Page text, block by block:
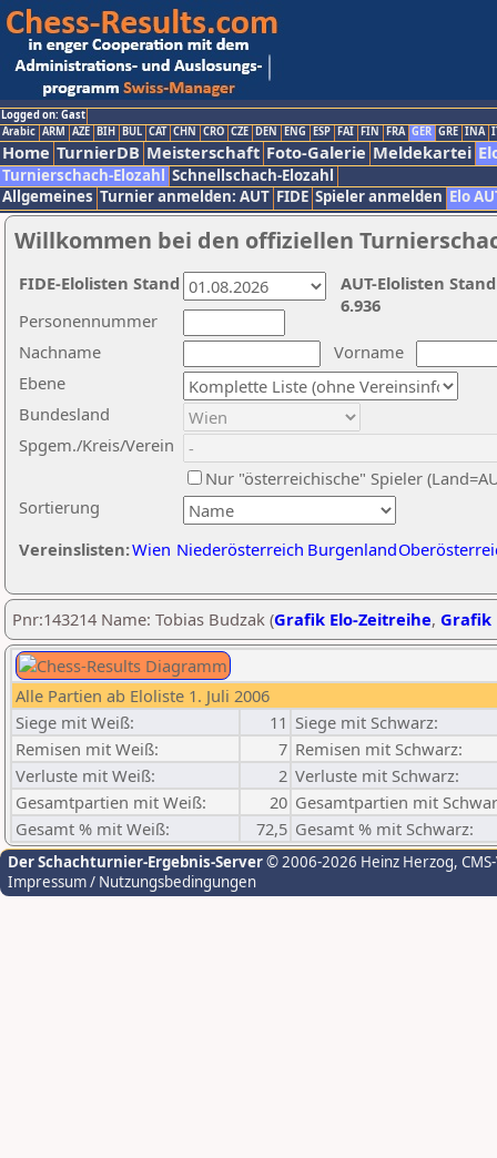
Logged on: Gast
Arabic ARM AZE BIH BUL CAT CHN CRO CZE DEN ENG ESP FAI FIN FRA GER GRE INA
Home TurnierDB Meisterschaft Foto-Galerie Meldekartei
Turnierschach-Elozahl Schnellschach-Elozahl
Allgemeines Turnier anmelden: AUT FIDE Spieler anmelden Elo
Willkommen bei den offiziellen
Nachname
Vorname
Ebene
Sortierung
Personennummer
Bundesland
Spgem./Kreis/Verein
Nur "österreichische" Spieler
Vereinslisten:Wien Niederösterreich Burgenland
AUT-Elolisten
6.936
FIDE-Elolisten Stand
Pnr:143214 Name: Tobias Budzak (Grafik Elo-Zeitreihe, Grafik
Alle Partien ab Eloliste 1. Juli 2006
Siege mit Weiß:
11 Siege mit Schwarz:
Remisen mit Weiß:
7 Remisen mit Schwarz:
Verluste mit Weiß:
2 Verluste mit Schwarz:
Gesamtpartien mit Weiß:
20 Gesamtpartien mit
Gesamt % mit Weiß:
72,5 Gesamt % mit Schwarz:
Der Schachturnier-Ergebnis-Server© 2006-2026 Heinz Herzog,
Impressum / Nutzungsbedingungen